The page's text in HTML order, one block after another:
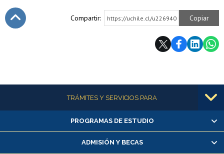
Compartir: https://uchile.cl/u226940 Copiar
Más informaciónTRÁMITES Y SERVICIOS PARA
Alumnas/os y exalumnas/os
Matrícula en línea
Inscripción y cambio de asignaturas
PROGRAMAS DE ESTUDIO
ADMISIÓN Y BECAS